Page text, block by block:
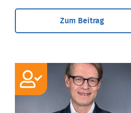
Zum Beitrag